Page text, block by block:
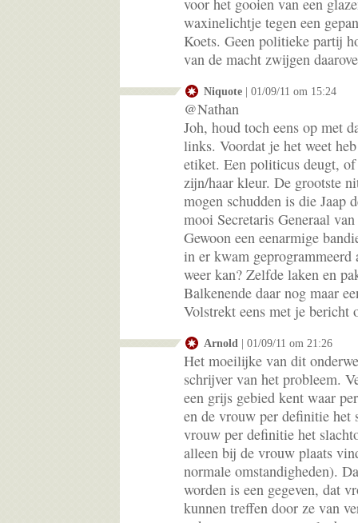
waxinelichtje tegen een
Koets. Geen politieke partij
van de macht zwijgen
Niquote | 01/09/11 om 15:24
@Nathan
Joh, houd toch eens op met
links. Voordat je het weet
etiket. Een politicus deugt,
zijn/haar kleur. De grootste
mogen schudden is die Jaap
mooi Secretaris Generaal
Gewoon een eenarmige
in er kwam
weer kan? Zelfde laken en
Balkenende daar nog maar
Volstrekt eens met je bericht
Arnold | 01/09/11 om 21:26
Het moeilijke van dit
schrijver van het probleem.
een grijs gebied kent waar
en de vrouw per definitie het
vrouw per definitie het
alleen bij de vrouw plaats
normale omstandigheden).
worden is een gegeven, dat
kunnen treffen door ze van